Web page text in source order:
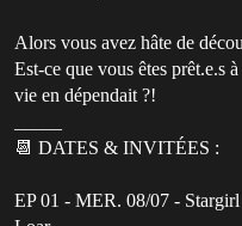
Alors vous avez hâte de
Est-ce que vous êtes prêt.e.s
vie en dépendait ?!
📆 DATES & INVITÉES :
EP 01 - MER. 08/07 -